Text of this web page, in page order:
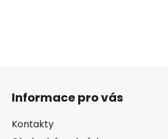
Informace pro vás
Kontakty